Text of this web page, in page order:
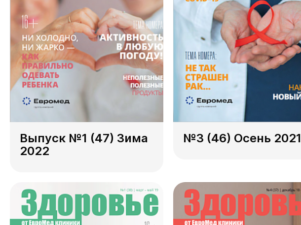
Выпуск №1 (47) Зима
2022
№3 (46) Осень 2021